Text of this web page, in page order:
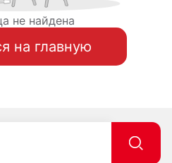
не найдена
на главную